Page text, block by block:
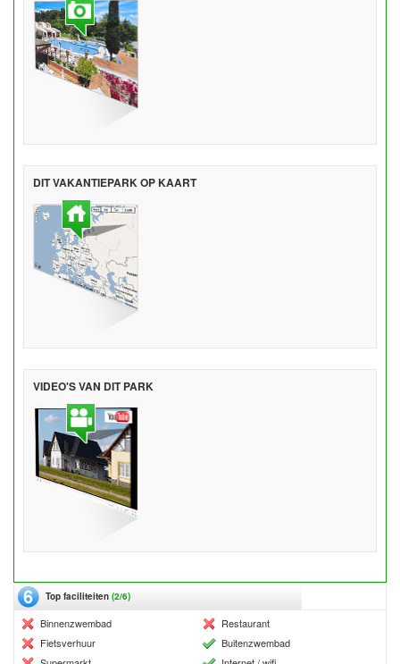
DIT VAKANTIEPARK OP KAART
VIDEO'S VAN DIT PARK
Top faciliteiten (2/6)
Binnenzwembad
Restaurant
Fietsverhuur
Buitenzwembad